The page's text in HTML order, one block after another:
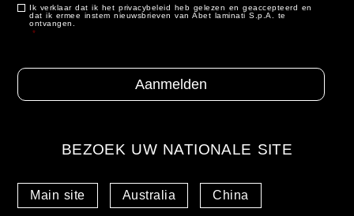
Consenso *
Ik verklaar dat ik het privacybeleid heb gelezen en geaccepteerd en
dat ik ermee instem nieuwsbrieven van Abet laminati S.p.A. te
ontvangen.
*
BEZOEK UW NATIONALE SITE
Main site Australia China